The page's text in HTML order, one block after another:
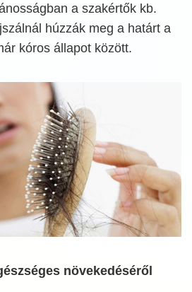
a szakértők kb.
húzzák meg a határt a
kóros állapot között.
növekedéséről